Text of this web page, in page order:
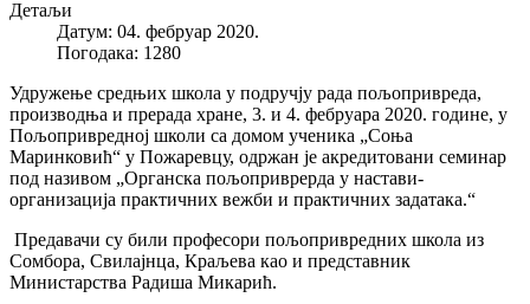
Детаљи
Датум: 04. фебруар 2020.
Погодака: 1280
Удружење средњих школа у подручју рада пољопривреда,
производња и прерада хране, 3. и 4. фебруара 2020. године, у
Пољопривредној школи са домом ученика „Соња
Маринковић“ у Пожаревцу, одржан је акредитовани семинар
под називом „Органска пољоприврерда у настави-
организација практичних вежби и практичних задатака.“
Предавачи су били професори пољопривредних школа из
Сомбора, Свилајнца, Краљева као и представник
Министарства Радиша Микарић.